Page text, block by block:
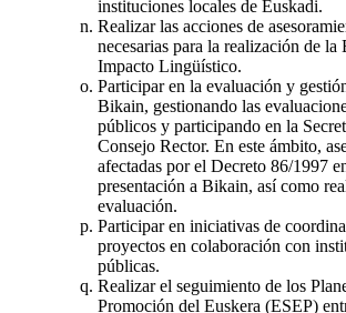
instituciones locales de Euskadi.
Realizar las acciones de
necesarias para la realización de la
Impacto Lingüístico.
Participar en la evaluación y
Bikain, gestionando las
públicos y participando en la
Consejo Rector. En este ámbito,
afectadas por el Decreto 86/1997
presentación a Bikain, así como
evaluación.
Participar en iniciativas de
proyectos en colaboración con
públicas.
Realizar el seguimiento de los
Promoción del Euskera (ESEP)